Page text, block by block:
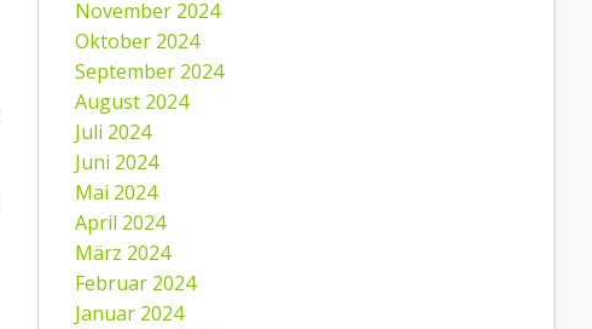
November 2024
Oktober 2024
September 2024
August 2024
Juli 2024
Juni 2024
Mai 2024
April 2024
März 2024
Februar 2024
Januar 2024